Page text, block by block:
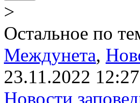
>
Остальное по
Междунета,
23.11.2022
Новости